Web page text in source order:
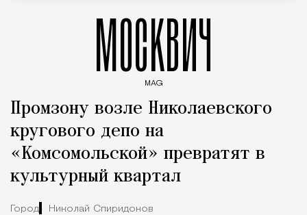
МОСКВИЧ
MAG
Промзону возле Николаевского
кругового депо на
«Комсомольской» превратят в
культурный квартал
Город Николай Спиридонов